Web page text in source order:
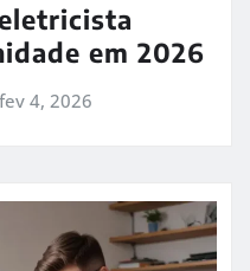
em 2026
fev 4, 2026